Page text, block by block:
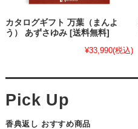
カタログギフト 万葉（まんよ
う） あずさゆみ [送料無料]
¥33,990(税込)
香典返し おすすめ商品